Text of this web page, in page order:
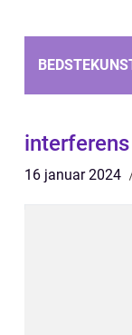
16 januar 2024